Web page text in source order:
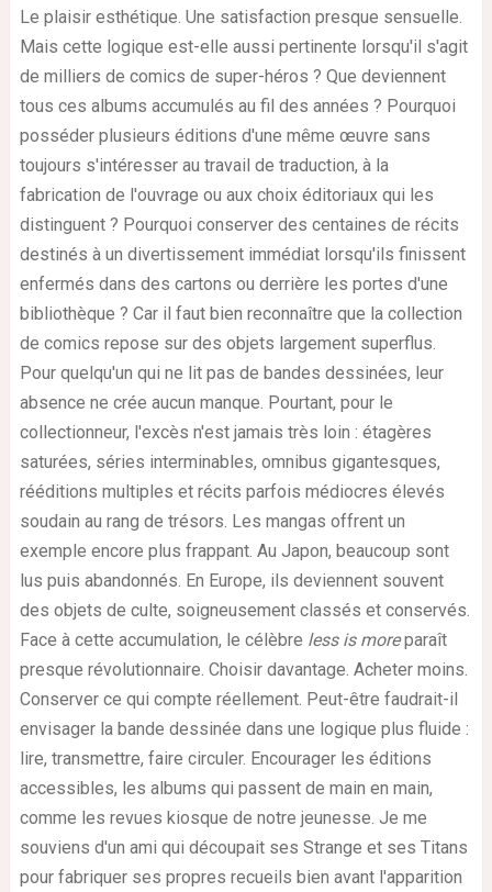
Le plaisir esthétique. Une satisfaction presque sensuelle.
Mais cette logique est-elle aussi pertinente lorsqu'il s'agit
de milliers de comics de super-héros ? Que deviennent
tous ces albums accumulés au fil des années ? Pourquoi
posséder plusieurs éditions d'une même œuvre sans
toujours s'intéresser au travail de traduction, à la
fabrication de l'ouvrage ou aux choix éditoriaux qui les
distinguent ? Pourquoi conserver des centaines de récits
destinés à un divertissement immédiat lorsqu'ils finissent
enfermés dans des cartons ou derrière les portes d'une
bibliothèque ? Car il faut bien reconnaître que la collection
de comics repose sur des objets largement superflus.
Pour quelqu'un qui ne lit pas de bandes dessinées, leur
absence ne crée aucun manque. Pourtant, pour le
collectionneur, l'excès n'est jamais très loin : étagères
saturées, séries interminables, omnibus gigantesques,
rééditions multiples et récits parfois médiocres élevés
soudain au rang de trésors. Les mangas offrent un
exemple encore plus frappant. Au Japon, beaucoup sont
lus puis abandonnés. En Europe, ils deviennent souvent
des objets de culte, soigneusement classés et conservés.
Face à cette accumulation, le célèbre less is moreparaît
presque révolutionnaire. Choisir davantage. Acheter moins.
Conserver ce qui compte réellement. Peut-être faudrait-il
envisager la bande dessinée dans une logique plus fluide :
lire, transmettre, faire circuler. Encourager les éditions
accessibles, les albums qui passent de main en main,
comme les revues kiosque de notre jeunesse. Je me
souviens d'un ami qui découpait ses Strange et ses Titans
pour fabriquer ses propres recueils bien avant l'apparition